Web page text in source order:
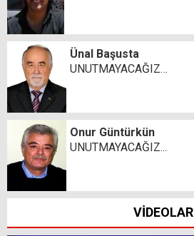
Ünal Başusta
UNUTMAYACAĞIZ…
Onur Güntürkün
UNUTMAYACAĞIZ...
VİDEOLAR